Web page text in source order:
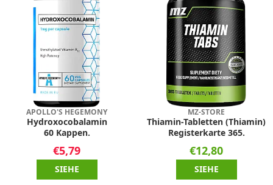
APOLLO'S HEGEMONY
Hydroxocobalamin
60 Kappen.
€5,79
SIEHE
MZ-STORE
Thiamin-Tabletten (Thiamin)
Registerkarte 365.
€12,80
SIEHE